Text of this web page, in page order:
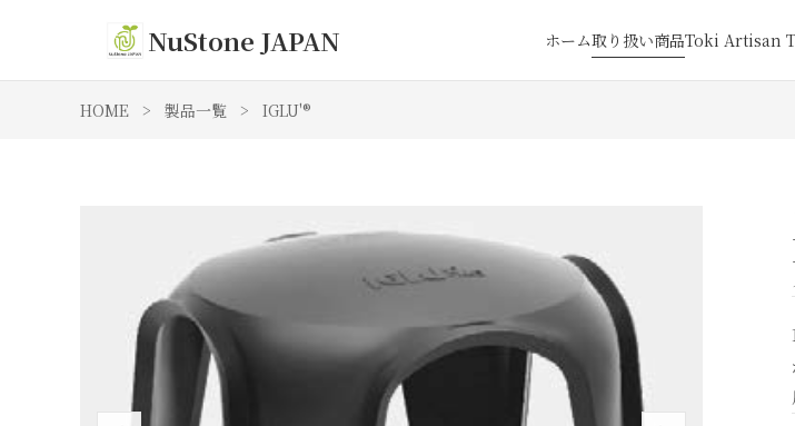
NuStone JAPAN ホーム取り扱い商品Toki Artisan
HOME > 製品一覧 > IGLU'®